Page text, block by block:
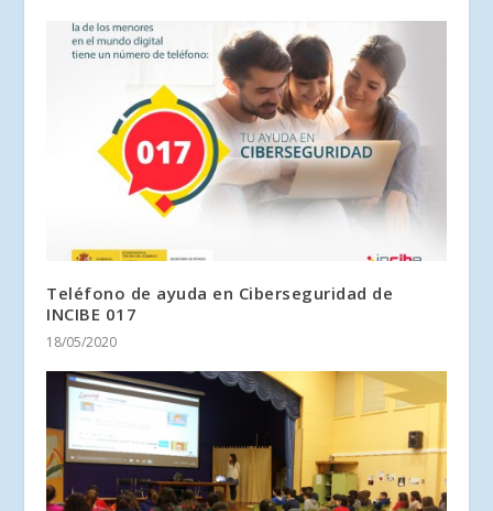
Teléfono de ayuda en Ciberseguridad de
INCIBE 017
18/05/2020